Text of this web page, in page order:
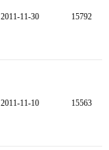
2011-11-30 15792
2011-11-10 15563